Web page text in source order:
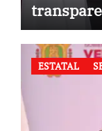
México
ESTATAL